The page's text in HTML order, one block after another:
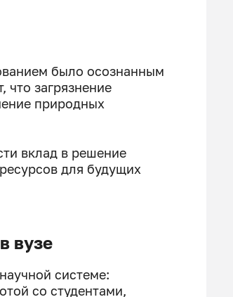
было осознанным
что загрязнение
природных
вклад в решение
для будущих
вузе
системе:
со студентами,